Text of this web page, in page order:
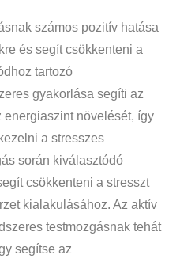
számos pozitív hatása
és segít csökkenteni a
tartozó
gyakorlása segíti az
energiaszint növelését, így
a stresszes
során kiválasztódó
csökkenteni a stresszt
kialakulásához. Az aktív
testmozgásnak tehát
segítse az